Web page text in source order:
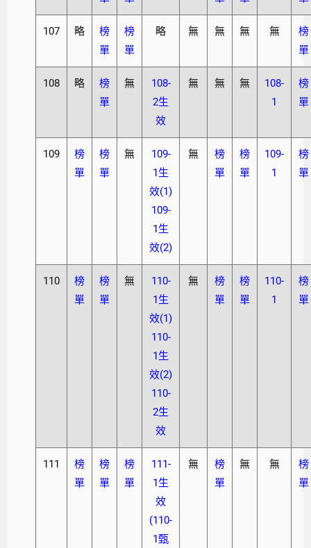
107 略
榜
單
榜
單
略 無 無 無 無
榜
單
108 略
榜
單
無
108-
2生
效
無 無 無
108-
1
榜
單
109
榜
單
榜
單
無
109-
1生
效(1)
109-
1生
效(2)
無
榜
單
榜
單
109-
1
榜
單
110
榜
單
榜
單
無
110-
1生
效(1)
110-
1生
效(2)
110-
2生
效
無
榜
單
榜
單
110-
1
榜
單
111
榜
單
榜
單
榜
單
111-
1生
效
(110-
1甄
無
榜
單
無 無
榜
單